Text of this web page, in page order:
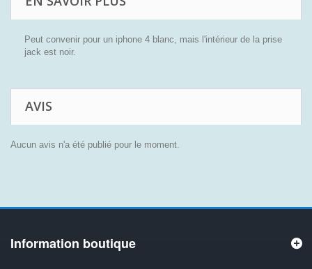
Peut convenir pour un iphone 4 blanc, mais l'intérieur de la prise
jack est noir.
AVIS
Aucun avis n'a été publié pour le moment.
Information boutique